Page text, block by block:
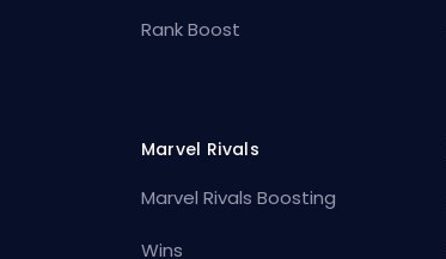
Rank Boost
Marvel Rivals
Marvel Rivals Boosting
Wins